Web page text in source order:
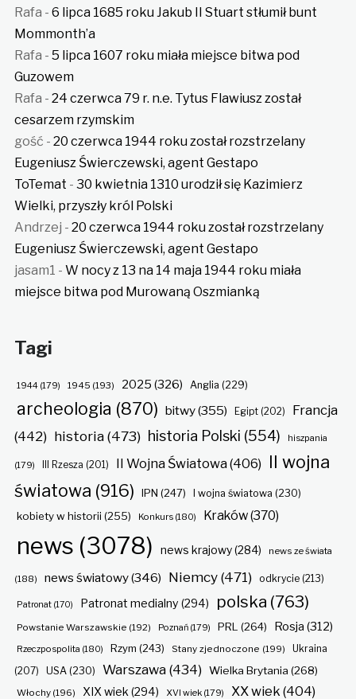
Rafa - 6 lipca 1685 roku Jakub II Stuart stłumił bunt
Mommonth’a
Rafa - 5 lipca 1607 roku miała miejsce bitwa pod
Guzowem
Rafa - 24 czerwca 79 r. n.e. Tytus Flawiusz został
cesarzem rzymskim
gość - 20 czerwca 1944 roku został rozstrzelany
Eugeniusz Świerczewski, agent Gestapo
ToTemat - 30 kwietnia 1310 urodził się Kazimierz
Wielki, przyszły król Polski
Andrzej - 20 czerwca 1944 roku został rozstrzelany
Eugeniusz Świerczewski, agent Gestapo
jasam1 - W nocy z 13 na 14 maja 1944 roku miała
miejsce bitwa pod Murowaną Oszmianką
Tagi
1944(179) 1945 (193) 2025 (326) Anglia (229)
archeologia (870) bitwy(355) Egipt(202)
Francja
(442) historia(473) historia Polski (554) hiszpania
(179) III Rzesza (201) II Wojna Światowa(406) II wojna
światowa (916) IPN (247) I wojna światowa (230)
kobiety w historii (255) Konkurs(180) Kraków(370)
news (3078) news krajowy(284) news ze świata
(188) news światowy(346) Niemcy(471) odkrycie(213)
Patronat(170) Patronat medialny (294) polska (763)
Powstanie Warszawskie (192) Poznań(179) PRL (264) Rosja (312)
Rzeczpospolita (180) Rzym (243) Stany zjednoczone (199)
Ukraina
(207)
USA(230) Warszawa(434) Wielka Brytania (268)
Włochy(196) XIX wiek (294) XVI wiek(179) XX wiek (404)